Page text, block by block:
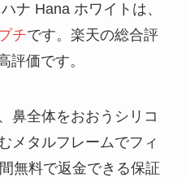
ナ Hana ホワイトは、
チです。楽天の総合評
評価です。
鼻全体をおおうシリコ
メタルフレームでフィ
無料で返金できる保証